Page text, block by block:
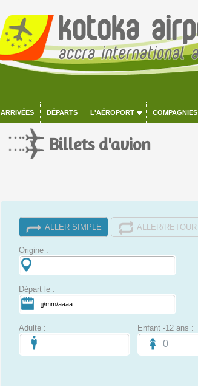
ARRIVÉES DÉPARTS L'AÉROPORT COMPAGNIES
Billets d'avion
ALLER SIMPLE ALLER/RETOUR
Origine :
Départ le :
Adulte : Enfant -12 ans :